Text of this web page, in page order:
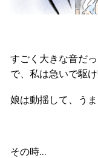
すごく大きな音だ
で、私は急いで駆
娘は動揺して、うま
その時…